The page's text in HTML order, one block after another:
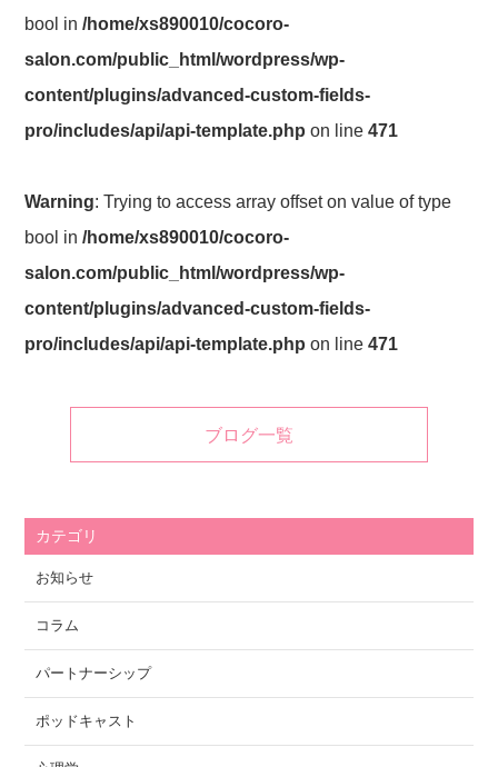
bool in/home/xs890010/cocoro-
salon.com/public_html/wordpress/wp-
content/plugins/advanced-custom-fields-
pro/includes/api/api-template.php on line471
Warning: Trying to access array offset on value of type
bool in/home/xs890010/cocoro-
salon.com/public_html/wordpress/wp-
content/plugins/advanced-custom-fields-
pro/includes/api/api-template.php on line471
ブログ一覧
カテゴリ
お知らせ
コラム
パートナーシップ
ポッドキャスト